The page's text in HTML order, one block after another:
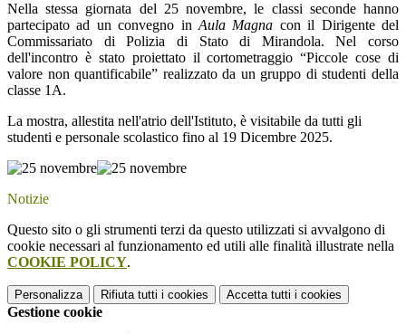
Nella stessa giornata del 25 novembre, le classi seconde hanno
partecipato ad un convegno in Aula Magna con il Dirigente del
Commissariato di Polizia di Stato di Mirandola. Nel corso
dell'incontro è stato proiettato il cortometraggio “Piccole cose di
valore non quantificabile” realizzato da un gruppo di studenti della
classe 1A.
La mostra, allestita nell'atrio dell'Istituto, è visitabile da tutti gli
studenti e personale scolastico fino al 19 Dicembre 2025.
Notizie
Questo sito o gli strumenti terzi da questo utilizzati si avvalgono di
cookie necessari al funzionamento ed utili alle finalità illustrate nella
COOKIE POLICY.
Personalizza Rifiuta tutti i cookies Accetta tutti i cookies
Gestione cookie